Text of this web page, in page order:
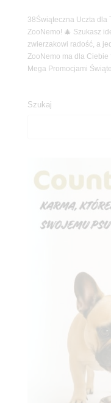
38Świąteczna Uczta dla
ZooNemo! 🎄 Szukasz
zwierzakowi radość, a
ZooNemo ma dla Ciebie
Mega Promocjami
Szukaj